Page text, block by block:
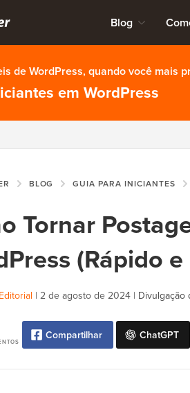
Blog
de WordPress, quando você mais
em WordPress
BLOG GUIA PARA INICIANTES
Tornar
(Rápido
| 2 de agosto de 2024 | Divulgação
Compartilhar ChatGPT